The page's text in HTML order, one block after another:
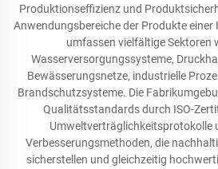
Produktionseffizienz und
Anwendungsbereiche der Produkte
umfassen vielfältige Sektoren
Wasserversorgungssysteme,
Bewässerungsnetze, industrielle
Brandschutzsysteme. Die
Qualitätsstandards durch ISO-
Umweltverträglichkeitsprotokolle
Verbesserungsmethoden, die
sicherstellen und gleichzeitig